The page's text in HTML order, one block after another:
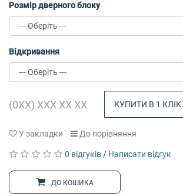
Розмір дверного блоку
Відкривання
КУПИТИ В 1 КЛІК
У закладки До порівняння
0 відгуків / Написати відгук
ДО КОШИКА